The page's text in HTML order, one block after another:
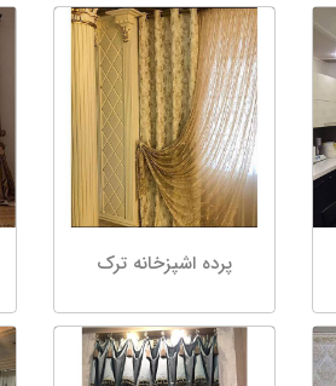
پرده اشپزخانه ترک